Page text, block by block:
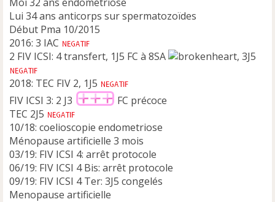
Lui 34 ans anticorps sur spermatozoïdes
Début Pma 10/2015
2016: 3 IAC
2 FIV ICSI: 4 transfert, 1J5 FC à 8SA
, 3J5
2018: TEC FIV 2, 1J5
FIV ICSI 3: 2 J3
FC précoce
TEC 2J5
10/18: coelioscopie endometriose
Ménopause artificielle 3 mois
03/19: FIV ICSI 4: arrêt protocole
06/19: FIV ICSI 4 Bis: arrêt protocole
09/19: FIV ICSI 4 Ter: 3J5 congelés
Menopause artificielle